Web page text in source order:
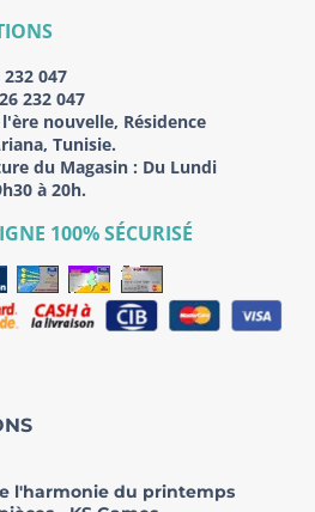
047
232 047
nouvelle, Résidence
Tunisie.
du Magasin : Du Lundi
à 20h.
100% SÉCURISÉ
l'harmonie du printemps